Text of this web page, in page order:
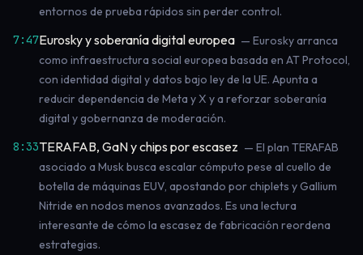
entornos de prueba rápidos sin perder control.
7:47Eurosky y soberanía digital europea — Eurosky arranca
como infraestructura social europea basada en AT Protocol,
con identidad digital y datos bajo ley de la UE. Apunta a
reducir dependencia de Meta y X y a reforzar soberanía
digital y gobernanza de moderación.
8:33TERAFAB, GaN y chips por escasez — El plan TERAFAB
asociado a Musk busca escalar cómputo pese al cuello de
botella de máquinas EUV, apostando por chiplets y Gallium
Nitride en nodos menos avanzados. Es una lectura
interesante de cómo la escasez de fabricación reordena
estrategias.